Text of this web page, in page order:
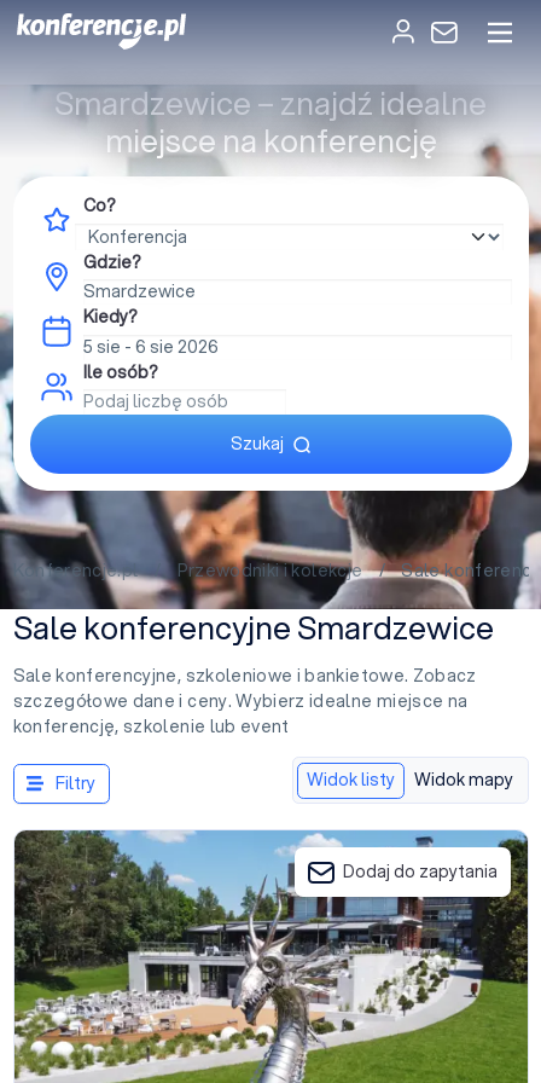
Smardzewice – znajdź idealne
miejsce na konferencję
Co?
Gdzie?
Kiedy?
Ile osób?
Szukaj
Konferencje.pl/ Przewodniki i kolekcje/ Sale
Sale konferencyjne Smardzewice
Sale konferencyjne, szkoleniowe i bankietowe. Zobacz
szczegółowe dane i ceny. Wybierz idealne miejsce na
konferencję, szkolenie lub event
Filtry Widok listy Widok mapy
Centrum MOLO
Dodaj do zapytania